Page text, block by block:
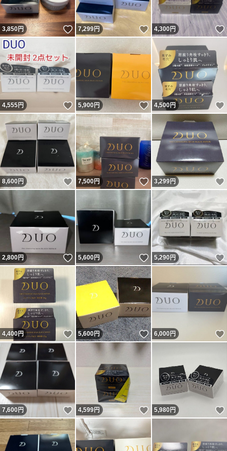
3,850円 いいね！
7,299円 いいね！
4,300円
4,555円 いいね！
5,900円 いいね！
4,500円
8,600円 いいね！
7,500円 いいね！
3,299円
2,800円 いいね！
5,600円 いいね！
5,290円
4,400円 いいね！
5,600円 いいね！
6,000円
7,600円 いいね！
4,599円 いいね！
5,980円